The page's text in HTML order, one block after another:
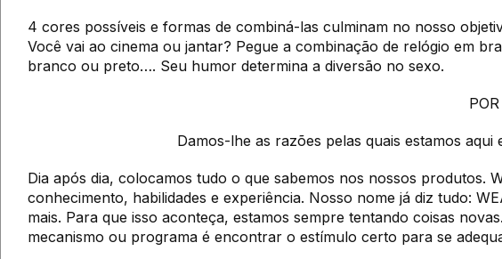
4 cores possíveis e formas de combiná-las culminam no nosso
Você vai ao cinema ou jantar? Pegue a combinação de relógio em
branco ou preto…. Seu humor determina a diversão no sexo.
Damos-lhe as razões pelas quais estamos
Dia após dia, colocamos tudo o que sabemos nos nossos produtos.
conhecimento, habilidades e experiência. Nosso nome já diz tudo:
mais. Para que isso aconteça, estamos sempre tentando coisas
mecanismo ou programa é encontrar o estímulo certo para se